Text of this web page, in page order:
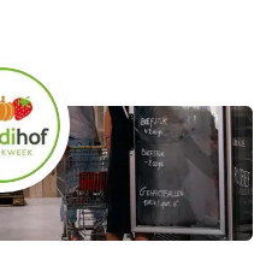
met de lekkerste
met streekeigen lekkernijen